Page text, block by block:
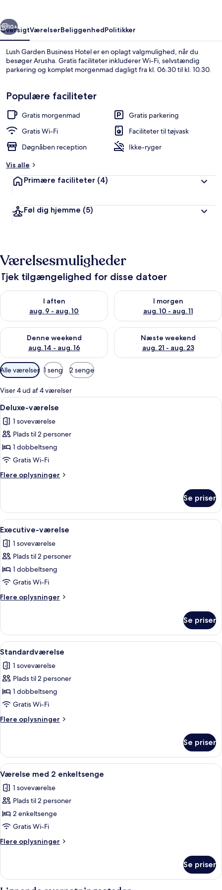
Lobby
Næste
10+
OversigtVærelserBeliggenhedPolitikker
Lush Garden Business Hotel er en oplagt valgmulighed, når du
besøger Arusha. Gratis faciliteter inkluderer Wi-Fi, selvstændig
parkering og komplet morgenmad dagligt fra kl. 06.30 til kl. 10.30.
Populære faciliteter
Gratis morgenmad
Gratis parkering
Gratis Wi-Fi
Faciliteter til tøjvask
Døgnåben reception
Ikke-ryger
Vis alle
Primære faciliteter (4)
Føl dig hjemme (5)
Værelsesmuligheder
Tjek tilgængelighed for disse datoer
I aften
aug. 9 - aug. 10
Tjek tilgængelighed for i aften aug. 9 - aug. 10
I morgen
aug. 10 - aug. 11
Tjek tilgængelighed for i
Denne weekend
aug. 14 - aug. 16
Tjek tilgængelighed for denne weekend aug. 14 - aug. 16
Næste weekend
aug. 21 - aug. 23
Tjek tilgængelighed for næste
Tilgængelige
filtre
for
værelser
Alle værelser 1 seng 2 senge
Viser 4 ud af 4 værelser
Indlæs
alle
billeder
af
Deluxe-
værelse
Mørklægningsgardiner, strygejern/
4
Deluxe-værelse
1 soveværelse
Plads til 2 personer
1 dobbeltseng
Gratis Wi-Fi
Flere oplysninger
Flere
værelse
Se priser
Indlæs
alle
billeder
af
Executive-
værelse
Executive-værelse |
4
Executive-værelse
1 soveværelse
Plads til 2 personer
1 dobbeltseng
Gratis Wi-Fi
Flere oplysninger
Flere
værelse
Se priser
Indlæs
alle
billeder
af
Standardværelse
Mørklægningsgardiner, strygejern/
4
Standardværelse
1 soveværelse
Plads til 2 personer
1 dobbeltseng
Gratis Wi-Fi
Flere oplysninger
Flere
Se priser
Indlæs
alle
billeder
af
Værelse
med
2
enkeltsenge
Værelse med 2 enkeltsenge |
1
Værelse med 2 enkeltsenge
1 soveværelse
Plads til 2 personer
2 enkeltsenge
Gratis Wi-Fi
Flere oplysninger
Flere
med
2
Se priser